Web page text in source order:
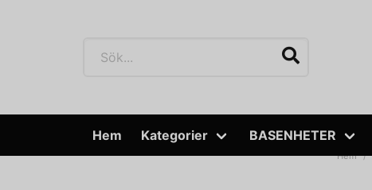
Hem Kategorier BASENHETER
Hem